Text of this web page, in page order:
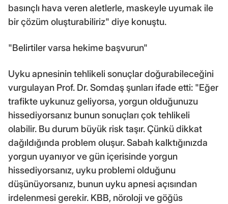
basınçlı hava veren aletlerle, maskeyle uyumak ile
bir çözüm oluşturabiliriz" diye konuştu.
"Belirtiler varsa hekime başvurun"
Uyku apnesinin tehlikeli sonuçlar doğurabileceğini
vurgulayan Prof. Dr. Somdaş şunları ifade etti: "Eğer
trafikte uykunuz geliyorsa, yorgun olduğunuzu
hissediyorsanız bunun sonuçları çok tehlikeli
olabilir. Bu durum büyük risk taşır. Çünkü dikkat
dağıldığında problem oluşur. Sabah kalktığınızda
yorgun uyanıyor ve gün içerisinde yorgun
hissediyorsanız, uyku problemi olduğunu
düşünüyorsanız, bunun uyku apnesi açısından
irdelenmesi gerekir. KBB, nöroloji ve göğüs